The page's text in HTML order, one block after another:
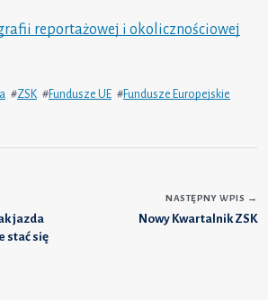
reportażowej i okolicznościowej
#ZSK #Fundusze UE #Fundusze Europejskie
jazda
stać się
NASTĘPNY WPIS →
Nowy Kwartalnik ZSK